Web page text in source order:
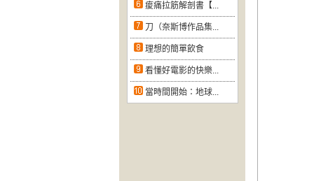
痠痛拉筋解剖書【...
刀（奈斯博作品集...
理想的簡單飲食
看懂好電影的快樂...
當時間開始：地球...